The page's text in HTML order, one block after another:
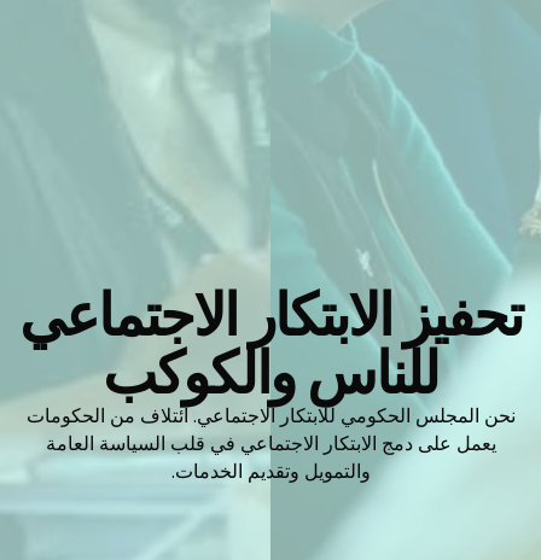
تحفيز الابتكار الاجتماعي
للناس والكوكب
نحن المجلس الحكومي للابتكار الاجتماعي. ائتلاف من الحكومات
يعمل على دمج الابتكار الاجتماعي في قلب السياسة العامة
والتمويل وتقديم الخدمات.